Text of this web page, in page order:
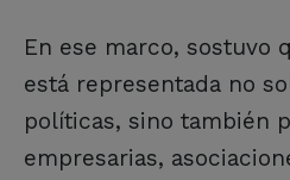
En ese marco, sostuvo
está representada no
políticas, sino también
empresarias,